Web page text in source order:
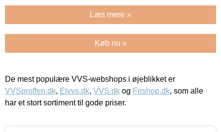
Læs mere »
Køb nu »
De mest populære VVS-webshops i øjeblikket er
VVSproffen.dk, Elvvs.dk, VVS.dk og Frishop.dk, som alle
har et stort sortiment til gode priser.